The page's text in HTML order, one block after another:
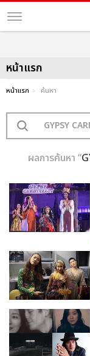
หน้าแรก
หน้าแรก ค้นหา
ผลการค้นหา “